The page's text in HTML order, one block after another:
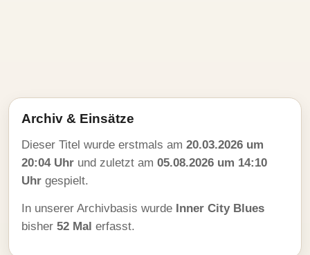
Archiv & Einsätze
Dieser Titel wurde erstmals am 20.03.2026 um
20:04 Uhr und zuletzt am 05.08.2026 um 14:10
Uhr gespielt.
In unserer Archivbasis wurde Inner City Blues
bisher 52 Mal erfasst.